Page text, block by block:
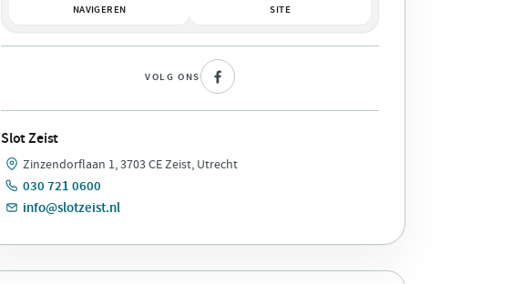
NAVIGEREN SITE
VOLG ONS
Slot Zeist
Zinzendorflaan 1, 3703 CE Zeist, Utrecht
030 721 0600
info@slotzeist.nl